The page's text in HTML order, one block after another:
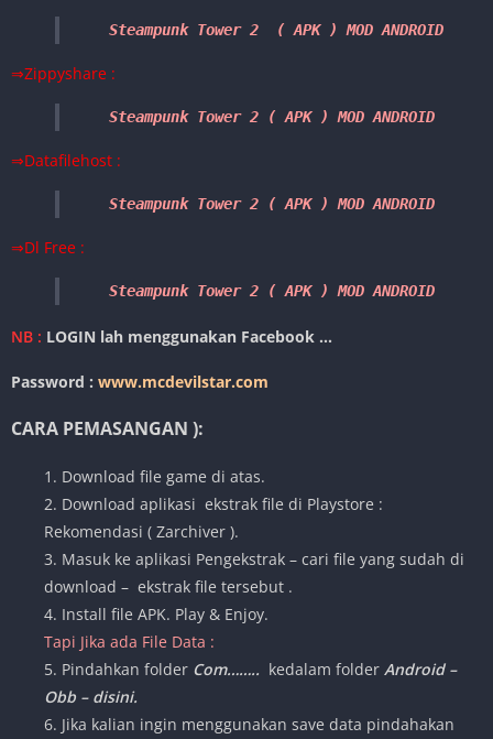
Steampunk Tower 2  ( APK ) MOD ANDROID
⇒Zippyshare :
Steampunk Tower 2 ( APK ) MOD ANDROID
⇒Datafilehost :
Steampunk Tower 2 ( APK ) MOD ANDROID
⇒Dl Free :
Steampunk Tower 2 ( APK ) MOD ANDROID
NB : LOGIN lah menggunakan Facebook …
Password : www.mcdevilstar.com
CARA PEMASANGAN ):
1. Download file game di atas.
2. Download aplikasi ekstrak file di Playstore :
Rekomendasi ( Zarchiver ).
3. Masuk ke aplikasi Pengekstrak – cari file yang sudah di
download – ekstrak file tersebut .
4. Install file APK. Play & Enjoy.
Tapi Jika ada File Data :
5. Pindahkan folder Com…….. kedalam folder Android –
Obb – disini.
6. Jika kalian ingin menggunakan save data pindahakan